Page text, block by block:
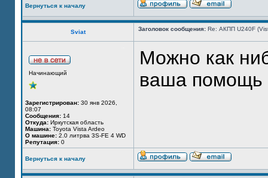
Вернуться к началу
Sviat Заголовок сообщения: Re: АКПП U240F
Начинающий
Зарегистрирован: 30 янв 2026,
08:07
Сообщения: 14
Откуда: Иркутская область
Машина: Toyota Vista Ardeo
О машине: 2.0 литрва 3S-FE 4 WD
Репутация: 0
Можно как
ваша помощь
Вернуться к началу